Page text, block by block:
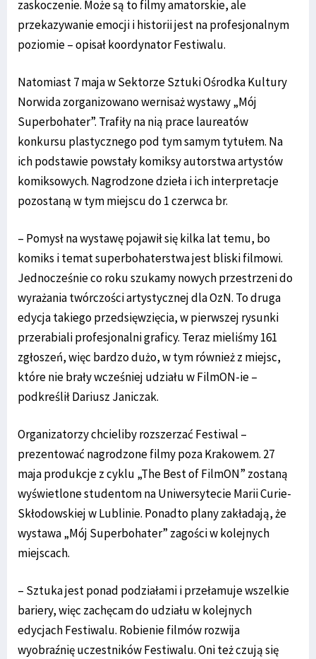
zaskoczenie. Może są to filmy amatorskie, ale
przekazywanie emocji i historii jest na profesjonalnym
poziomie – opisał koordynator Festiwalu.
Natomiast 7 maja w Sektorze Sztuki Ośrodka Kultury
Norwida zorganizowano wernisaż wystawy „Mój
Superbohater”. Trafiły na nią prace laureatów
konkursu plastycznego pod tym samym tytułem. Na
ich podstawie powstały komiksy autorstwa artystów
komiksowych. Nagrodzone dzieła i ich interpretacje
pozostaną w tym miejscu do 1 czerwca br.
– Pomysł na wystawę pojawił się kilka lat temu, bo
komiks i temat superbohaterstwa jest bliski filmowi.
Jednocześnie co roku szukamy nowych przestrzeni do
wyrażania twórczości artystycznej dla OzN. To druga
edycja takiego przedsięwzięcia, w pierwszej rysunki
przerabiali profesjonalni graficy. Teraz mieliśmy 161
zgłoszeń, więc bardzo dużo, w tym również z miejsc,
które nie brały wcześniej udziału w FilmON-ie –
podkreślił Dariusz Janiczak.
Organizatorzy chcieliby rozszerzać Festiwal –
prezentować nagrodzone filmy poza Krakowem. 27
maja produkcje z cyklu „The Best of FilmON” zostaną
wyświetlone studentom na Uniwersytecie Marii Curie-
Skłodowskiej w Lublinie. Ponadto plany zakładają, że
wystawa „Mój Superbohater” zagości w kolejnych
miejscach.
– Sztuka jest ponad podziałami i przełamuje wszelkie
bariery, więc zachęcam do udziału w kolejnych
edycjach Festiwalu. Robienie filmów rozwija
wyobraźnię uczestników Festiwalu. Oni też czują się